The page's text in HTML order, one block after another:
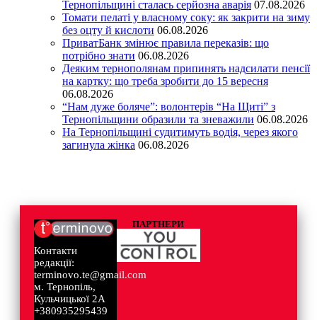
Тернопільщині сталась серйозна аварія 07.08.2026
Томати пелаті у власному соку: як закрити на зиму
без оцту й кислоти 06.08.2026
ПриватБанк змінює правила переказів: що
потрібно знати 06.08.2026
Деяким тернополянам припинять надсилати пенсії
на картку: що треба зробити до 15 вересня
06.08.2026
“Нам дуже боляче”: волонтерів “На Щиті” з
Тернопільщини образили та зневажили 06.08.2026
На Тернопільщині судитимуть водія, через якого
загинула жінка 06.08.2026
Контакти
редакції:
terminovo.te@gmail.com
м. Тернопіль,
Кульчицької 2А
+380935295439
ПАРТНЕРИ